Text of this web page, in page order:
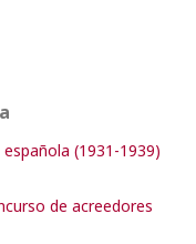
(1931-1939)
de acreedores